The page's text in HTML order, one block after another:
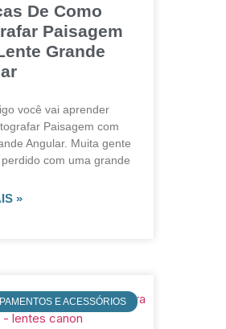
De Como
Paisagem
Grande
você vai aprender
Paisagem com
Angular. Muita gente
com uma grande
»
E ACESSÓRIOS